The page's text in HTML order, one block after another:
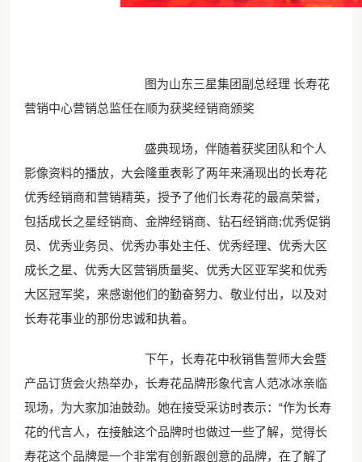
图为山东三星集团副总经理 长寿花
营销中心营销总监任在顺为获奖经销商颁奖
盛典现场，伴随着获奖团队和个人
影像资料的播放，大会隆重表彰了两年来涌现出的长寿花
优秀经销商和营销精英，授予了他们长寿花的最高荣誉，
包括成长之星经销商、金牌经销商、钻石经销商;优秀促销
员、优秀业务员、优秀办事处主任、优秀经理、优秀大区
成长之星、优秀大区营销质量奖、优秀大区亚军奖和优秀
大区冠军奖，来感谢他们的勤奋努力、敬业付出，以及对
长寿花事业的那份忠诚和执着。
下午，长寿花中秋销售誓师大会暨
产品订货会火热举办，长寿花品牌形象代言人范冰冰亲临
现场，为大家加油鼓劲。她在接受采访时表示：“作为长寿
花的代言人，在接触这个品牌时也做过一些了解，觉得长
寿花这个品牌是一个非常有创新跟创意的品牌，在了解了